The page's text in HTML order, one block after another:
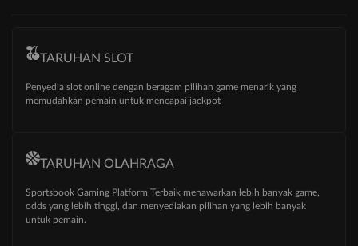
TARUHAN SLOT
Penyedia slot online dengan beragam pilihan game menarik yang
memudahkan pemain untuk mencapai jackpot
TARUHAN OLAHRAGA
Sportsbook Gaming Platform Terbaik menawarkan lebih banyak game,
odds yang lebih tinggi, dan menyediakan pilihan yang lebih banyak
untuk pemain.